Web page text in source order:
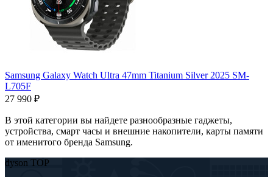
Samsung Galaxy Watch Ultra 47mm Titanium Silver 2025 SM-
L705F
27 990 ₽
В этой категории вы найдете разнообразные гаджеты,
устройства, смарт часы и внешние накопители, карты памяти
от именитого бренда Samsung.
dyson TOP